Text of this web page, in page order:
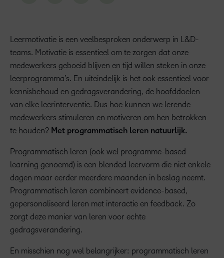
Leermotivatie is een veelbesproken onderwerp in L&D-
teams. Motivatie is essentieel om te zorgen dat onze
medewerkers geboeid blijven en tijd willen steken in onze
leerprogramma’s. En uiteindelijk is het ook essentieel voor
kennisbehoud en gedragsverandering, de hoofddoelen
van elke leerinterventie. Dus hoe kunnen we lerende
medewerkers stimuleren en motiveren om hen betrokken
te houden? Met programmatisch leren natuurlijk.
Programmatisch leren (ook wel programme-based
learning genoemd) is een blended leervorm die niet enkele
dagen maar eerder meerdere maanden in beslag neemt.
Programmatisch leren combineert evidence-based,
gepersonaliseerd leren met interactie en feedback. Zo
zorgt deze manier van leren voor echte
gedragsverandering.
En misschien nog wel belangrijker: programmatisch leren